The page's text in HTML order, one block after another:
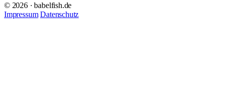
© 2026 · babelfish.de
Impressum Datenschutz